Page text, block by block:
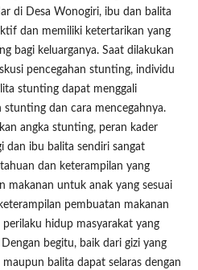
di Desa Wonogiri, ibu dan balita
dan memiliki ketertarikan yang
bagi keluarganya. Saat dilakukan
pencegahan stunting, individu
stunting dapat menggali
dan cara mencegahnya.
angka stunting, peran kader
dan ibu balita sendiri sangat
dan keterampilan yang
makanan untuk anak yang sesuai
pembuatan makanan
hidup masyarakat yang
begitu, baik dari gizi yang
balita dapat selaras dengan